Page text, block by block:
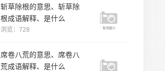
斩草除根的意思、斩草除
根成语解释、是什么
浏览：728
席卷八荒的意思、席卷八
荒成语解释、是什么